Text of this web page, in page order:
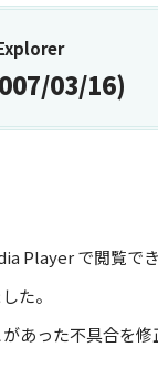
03/16)
Player で閲覧で
た。
あった不具合を